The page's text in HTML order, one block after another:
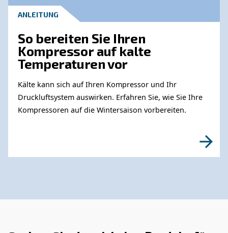
Erfahren Sie mehr zu